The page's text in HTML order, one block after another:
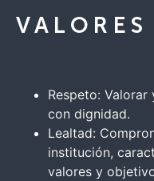
VALORES
Respeto:
con dignidad.
Lealtad:
institución,
valores y